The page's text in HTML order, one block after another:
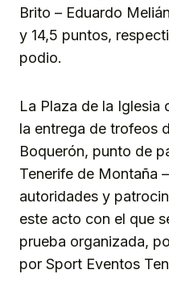
Brito – Eduardo
y 14,5 puntos,
podio.
La Plaza de la Iglesia
la entrega de trofeos
Boquerón, punto de
Tenerife de Montaña
autoridades y
este acto con el que
prueba organizada,
por Sport Eventos